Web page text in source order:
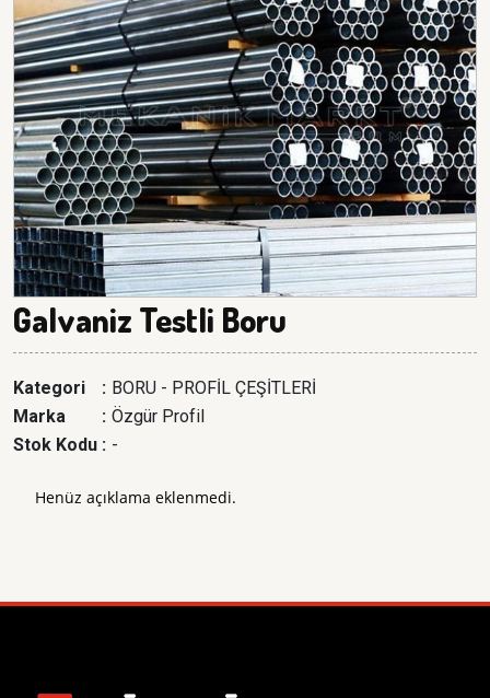
Galvaniz Testli Boru
Kategori : BORU - PROFİL ÇEŞİTLERİ
Marka
: Özgür Profil
Stok Kodu : -
Henüz açıklama eklenmedi.